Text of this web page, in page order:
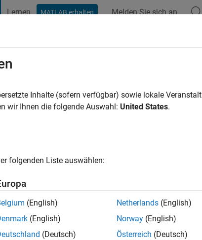
Lernen MATLAB erhalten Melden Sie sich an
vor|Aktiv seit 2021
0
of
Inhalte (sofern verfügbar) sowie lokale
wir Ihnen die folgende Auswahl: United States.
folgenden Liste auswählen:
(English)
(English)
(Deutsch)
Netherlands (English)
Norway (English)
Österreich (Deutsch)